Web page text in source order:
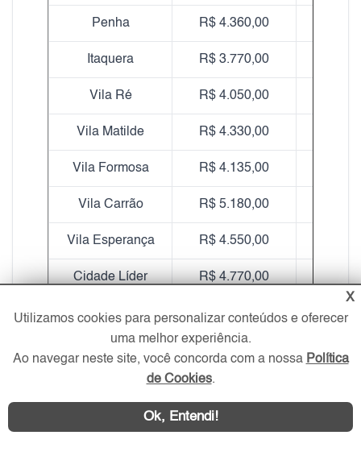
Penha R$ 4.360,00
Itaquera R$ 3.770,00
Vila Ré R$ 4.050,00
Vila Matilde R$ 4.330,00
Vila Formosa R$ 4.135,00
Vila Carrão R$ 5.180,00
Vila Esperança R$ 4.550,00
Cidade Líder R$ 4.770,00 11
Vila Alpina R$ 4.360,00 9
Vila Carmosina R$ 4.060,00
Vila Prudente R$ 4.710,00
X
Utilizamos cookies para personalizar conteúdos e oferecer
uma melhor experiência.
Ao navegar neste site, você concorda com a nossa Política
de Cookies.
Ok, Entendi!